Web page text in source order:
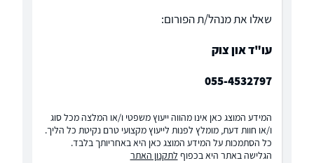
שאלו את מנהל/ת הפורום:
עו"ד און צוק
055-4532797
המידע המוצג כאן אינו מהווה ייעוץ משפטי ו/או המלצה מכל סוג
ו/או חוות דעת, מומלץ לפנות לייעוץ מקצועי טרם נקיטת כל הליך.
כל הסתמכות על המידע המוצג כאן היא באחריותך בלבד.
הגלישה באתר היא בכפוף לתקנון האתר